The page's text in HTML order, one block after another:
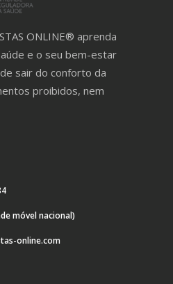
ONLINE® aprenda
e o seu bem-estar
sair do conforto da
proibidos, nem
móvel nacional)
online.com